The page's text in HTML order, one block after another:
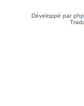
Développé par